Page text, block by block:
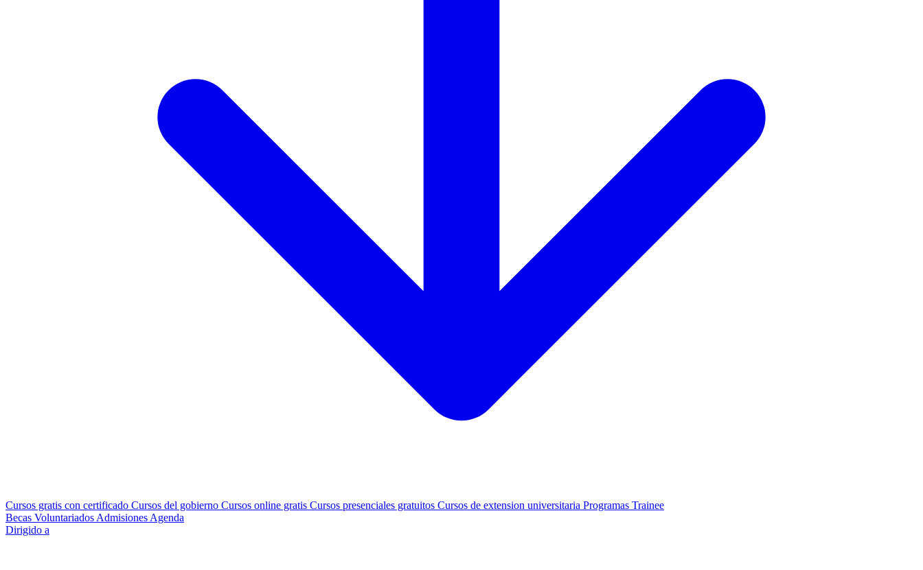
Cursos gratis con certificado Cursos del gobierno Cursos online gratis Cursos presenciales gratuitos Cursos de extension universitaria Programas Trainee
Becas Voluntariados Admisiones Agenda
Dirigido a